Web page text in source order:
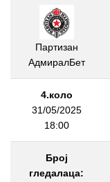
Партизан
АдмиралБет
4.коло
31/05/2025
18:00
Број
гледалаца: